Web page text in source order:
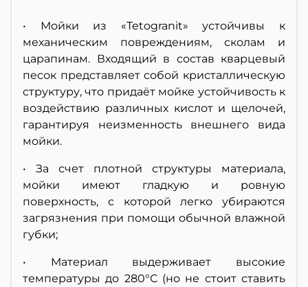
• Мойки из «Tetogranit» устойчивы к
механическим повреждениям, сколам и
царапинам. Входящий в состав кварцевый
песок представляет собой кристаллическую
структуру, что придаёт мойке устойчивость к
воздействию различных кислот и щелочей,
гарантируя неизменность внешнего вида
мойки.
• За счет плотной структуры материала,
мойки имеют гладкую и ровную
поверхность, с которой легко убираются
загрязнения при помощи обычной влажной
губки;
• Материал выдерживает высокие
температуры до 280°С (но не стоит ставить